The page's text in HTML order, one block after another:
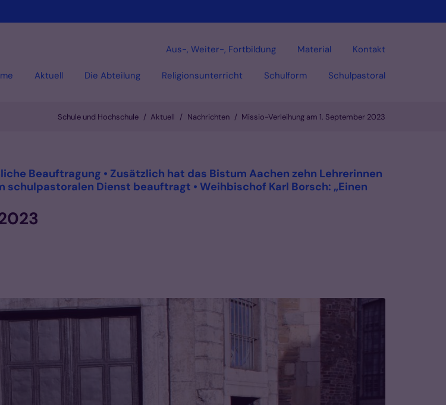
Aktuell Die Abteilung Religionsunterricht Schulform Schulpastoral
Aus-, Weiter-, Fortbildung Material Kontakt
Schule und Hochschule Aktuell Nachrichten Missio-Verleihung am 1. September 2023
Beauftragung • Zusätzlich hat das Bistum Aachen zehn Lehrerinnen
Dienst beauftragt • Weihbischof Karl Borsch: „Einen